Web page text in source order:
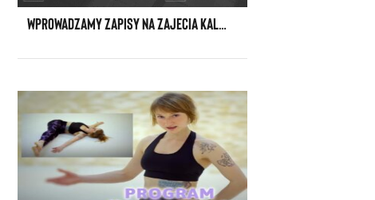
WPROWADZAMY ZAPISY NA ZAJECIA KALISTENIKI GHETTO WORKOUT